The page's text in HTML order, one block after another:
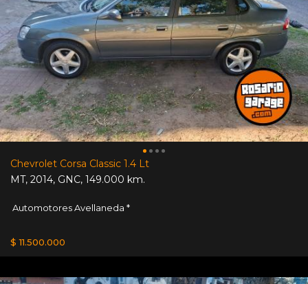
Chevrolet Corsa Classic 1.4 Lt
MT, 2014, GNC, 149.000 km.
Automotores Avellaneda *
$ 11.500.000